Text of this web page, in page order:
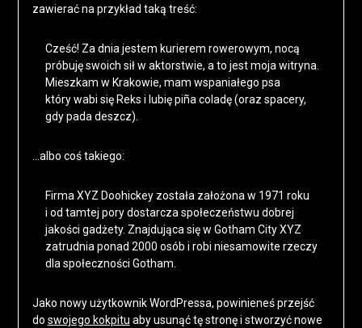
zawierać na przykład taką treść:
Cześć! Za dnia jestem kurierem rowerowym, nocą
próbuję swoich sił w aktorstwie, a to jest moja witryna.
Mieszkam w Krakowie, mam wspaniałego psa
który wabi się Reks i lubię piña coladę (oraz spacery,
gdy pada deszcz).
…albo coś takiego:
Firma XYZ Doohickey została założona w 1971 roku
i od tamtej pory dostarcza społeczeństwu dobrej
jakości gadżety. Znajdująca się w Gotham City XYZ
zatrudnia ponad 2000 osób i robi niesamowite rzeczy
dla społeczności Gotham.
Jako nowy użytkownik WordPressa, powinieneś przejść
do swojego kokpitu aby usunąć tę stronę i stworzyć nowe